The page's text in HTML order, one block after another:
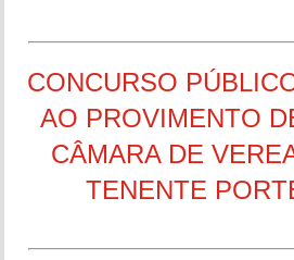
CONCURSO
AO PROVIMENTO
CÂMARA DE
TENENTE